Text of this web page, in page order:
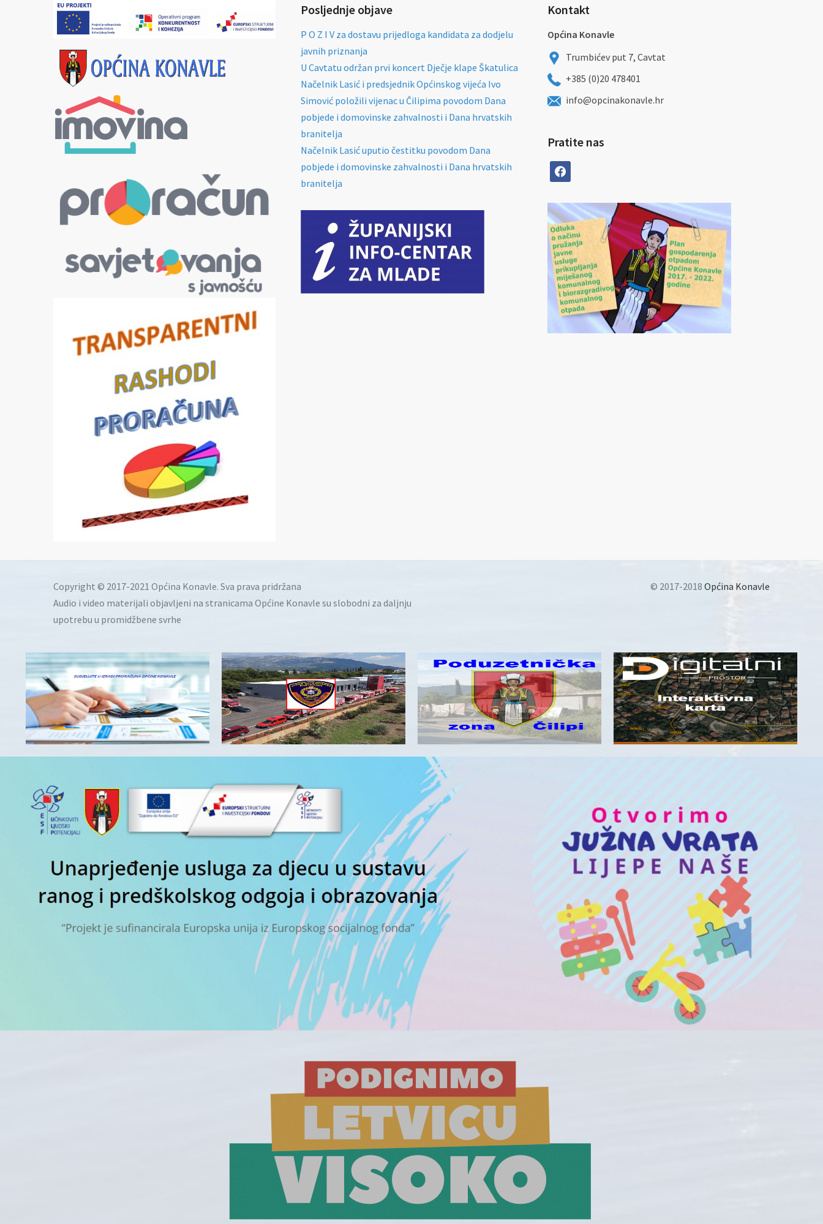
Posljednje objave
P O Z I V za dostavu prijedloga kandidata za dodjelu
javnih priznanja
U Cavtatu održan prvi koncert Dječje klape Škatulica
Načelnik Lasić i predsjednik Općinskog vijeća Ivo
Simović položili vijenac u Čilipima povodom Dana
pobjede i domovinske zahvalnosti i Dana hrvatskih
branitelja
Načelnik Lasić uputio čestitku povodom Dana
pobjede i domovinske zahvalnosti i Dana hrvatskih
branitelja
Kontakt
Općina Konavle
Trumbićev put 7, Cavtat
+385 (0)20 478401
info@opcinakonavle.hr
Pratite nas
facebook
Copyright © 2017-2021 Općina Konavle. Sva prava pridržana
Audio i video materijali objavljeni na stranicama Općine Konavle su slobodni za daljnju
upotrebu u promidžbene svrhe
© 2017-2018 Općina Konavle